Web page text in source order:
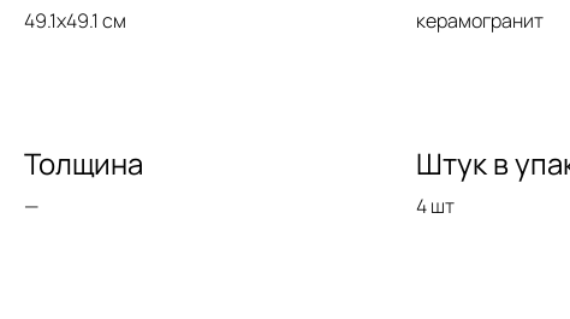
49.1x49.1 см керамогранит
Толщина
—
Штук в
4 шт